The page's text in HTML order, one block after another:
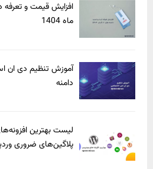
ماه 1404
دامنه
لیست بهترین
پلاگین‌های ضروری